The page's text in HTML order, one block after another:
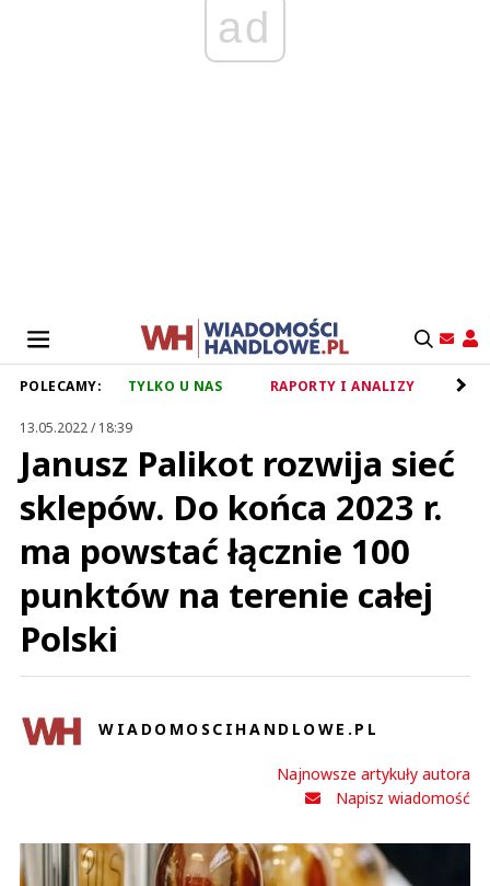
ad
POLECAMY: TYLKO U NAS RAPORTY I ANALIZY
13.05.2022 / 18:39
Janusz Palikot rozwija sieć
sklepów. Do końca 2023 r.
ma powstać łącznie 100
punktów na terenie całej
Polski
WIADOMOSCIHANDLOWE.PL
Najnowsze artykuły autora
Napisz wiadomość